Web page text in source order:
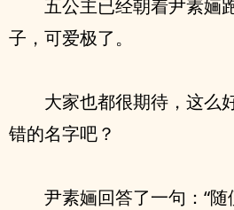
五公主已经朝着尹素婳
子，可爱极了。
大家也都很期待，这么
错的名字吧？
尹素婳回答了一句：“